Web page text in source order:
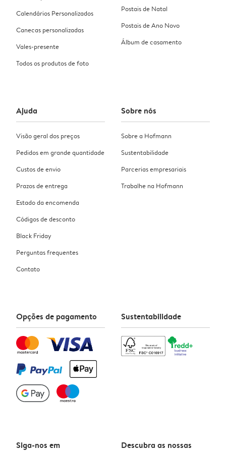
Calendários Personalizados
Canecas personalizadas
Vales-presente
Todos os produtos de foto
Postais de Natal
Postais de Ano Novo
Álbum de casamento
Ajuda
Visão geral dos preços
Pedidos em grande quantidade
Custos de envio
Prazos de entrega
Estado da encomenda
Códigos de desconto
Black Friday
Perguntas frequentes
Contato
Sobre nós
Sobre a Hofmann
Sustentabilidade
Parcerias empresariais
Trabalhe na Hofmann
Opções de pagamento Sustentabilidade
Siga-nos em
Descubra as nossas